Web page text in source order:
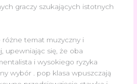
graczy szukających istotnych
temat muzyczny i
upewniając się, że oba
i wysokiego ryzyka
wybór . pop klasa wpuszczają